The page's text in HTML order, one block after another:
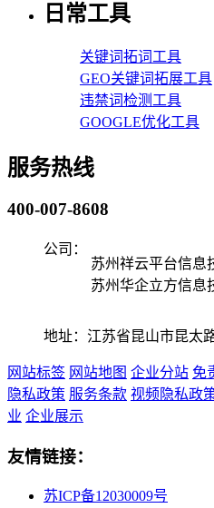
日常工具
关键词拓词工具
GEO关键词拓展工具
违禁词检测工具
GOOGLE优化工具
服务热线
400-007-8608
公司：
苏州祥云平台信息
苏州华企立方信息
地址：江苏省昆山市昆太
网站标签 网站地图 企业分站 免
隐私政策 服务条款 视频隐私政
业 企业展示
友情链接：
苏ICP备12030009号